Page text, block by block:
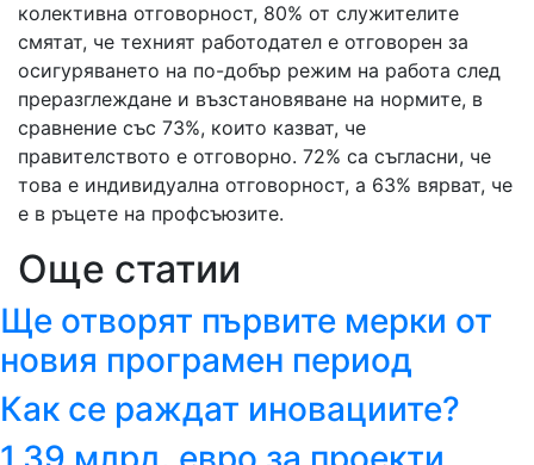
колективна отговорност, 80% от служителите
смятат, че техният работодател е отговорен за
осигуряването на по-добър режим на работа след
преразглеждане и възстановяване на нормите, в
сравнение със 73%, които казват, че
правителството е отговорно. 72% са съгласни, че
това е индивидуална отговорност, а 63% вярват, че
е в ръцете на профсъюзите.
Още статии
Ще отворят първите мерки от
новия програмен период
Как се раждат иновациите?